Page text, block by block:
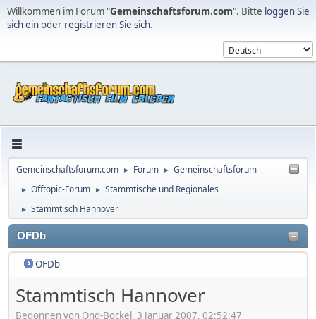
Willkommen im Forum "Gemeinschaftsforum.com". Bitte loggen Sie
sich einoder registrieren Sie sich.
Gemeinschaftsforum.com ► Forum ► Gemeinschaftsforum
► Offtopic-Forum ► Stammtische und Regionales
► Stammtisch Hannover
OFDb
OFDb
Stammtisch Hannover
Begonnen von Ong-Bockel, 3 Januar 2007, 02:52:47